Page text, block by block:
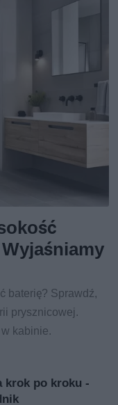
baterię? Sprawdź,
prysznicowej.
kabinie.
krok po kroku -